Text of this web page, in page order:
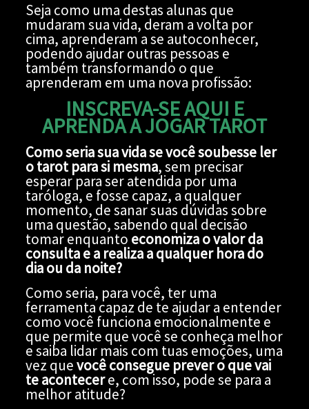
Seja como uma destas alunas que
mudaram sua vida, deram a volta por
cima, aprenderam a se autoconhecer,
podendo ajudar outras pessoas e
também transformando o que
aprenderam em uma nova profissão:
INSCREVA-SE AQUI E
APRENDA A JOGAR TAROT
Como seria sua vida se você soubesse ler
o tarot para si mesma, sem precisar
esperar para ser atendida por uma
taróloga, e fosse capaz, a qualquer
momento, de sanar suas dúvidas sobre
uma questão, sabendo qual decisão
tomar enquanto economiza o valor da
consulta e a realiza a qualquer hora do
dia ou da noite?
Como seria, para você, ter uma
ferramenta capaz de te ajudar a entender
como você funciona emocionalmente e
que permite que você se conheça melhor
e saiba lidar mais com tuas emoções, uma
vez quevocê consegue prever o que vai
te acontecere, com isso, pode se para a
melhor atitude?